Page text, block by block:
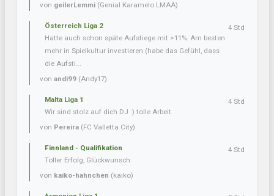
von geilerLemmi (Genial Karamelo LMAA)
Österreich Liga 2
Hatte auch schon späte Aufstiege mit >11%. Am besten
mehr in Spielkultur investieren (habe das Gefühl, dass
die Aufsti...
von andi99 (Andy17)
4 Std
Malta Liga 1
Wir sind stolz auf dich DJ :) tolle Arbeit
von Pereira (FC Valletta City)
4 Std
Finnland - Qualifikation
Toller Erfolg, Glückwunsch
von kaiko-hahnchen (kaiko)
4 Std